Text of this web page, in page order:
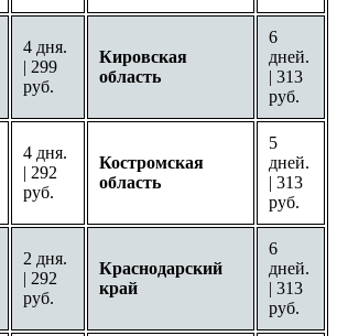
4 дня.
| 299
руб.
Кировская
область
6
дней.
| 313
руб.
4 дня.
| 292
руб.
Костромская
область
5
дней.
| 313
руб.
2 дня.
| 292
руб.
Краснодарский
край
6
дней.
| 313
руб.